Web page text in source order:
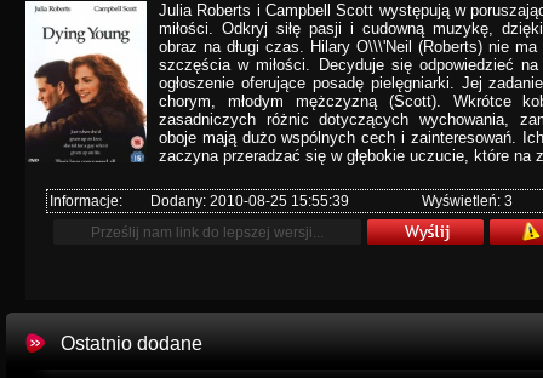
Julia Roberts i Campbell Scott występują w
miłości. Odkryj siłę pasji i cudowną muzykę,
obraz na długi czas. Hilary O\\\'Neil (Roberts) nie ma
szczęścia w miłości. Decyduje się odpowiedzieć
ogłoszenie oferujące posadę pielęgniarki. Jej
chorym, młodym mężczyzną (Scott). Wkrótce
zasadniczych różnic dotyczących wychowania,
oboje mają dużo wspólnych cech i zainteresowań.
zaczyna przeradzać się w głębokie uczucie, które na
Informacje: Dodany: 2010-08-25 15:55:39 Wyświetleń: 3
Ostatnio dodane